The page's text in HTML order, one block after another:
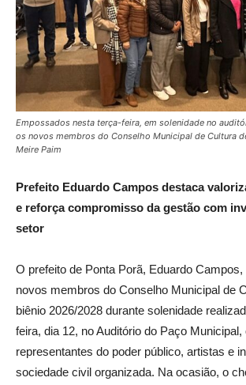
Empossados nesta terça-feira, em solenidade no
os novos membros do Conselho Municipal de Cultura
Meire Paim
Prefeito Eduardo Campos destaca
e reforça compromisso da gestão com
setor
O prefeito de Ponta Porã, Eduardo
novos membros do Conselho Municipal de
biênio 2026/2028 durante solenidade
feira, dia 12, no Auditório do Paço Municipal,
representantes do poder público, artistas e
sociedade civil organizada. Na ocasião, o